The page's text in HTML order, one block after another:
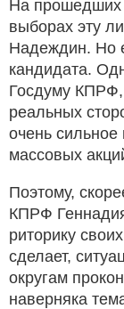
На прошедших
выборах эту
Надеждин. Но
кандидата.
Госдуму КПРФ,
реальных
очень
массовых
Поэтому,
КПРФ
риторику
сделает,
округам
наверняка